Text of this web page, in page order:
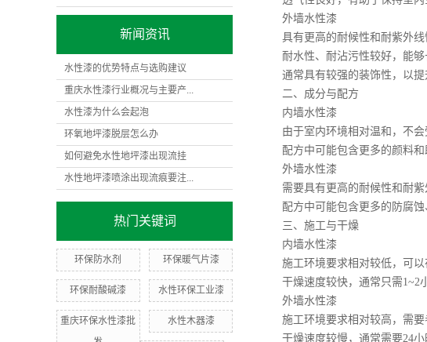
新闻资讯
水性漆的优势特点与选购建议
重庆水性漆行业概况与主要产...
水性漆为什么会起泡
环氧地坪漆脱层怎么办
如何避免水性地坪漆出现流挂
水性地坪漆喷涂出现流痕要注...
热门关键词
环保防水剂 环保暖气片漆
环保耐酸碱漆 水性环保工业漆
重庆环保水性漆批
水性木器漆
外墙水性漆
具有更高的耐候性和耐紫外线
耐水性、耐沾污性较好，能够
通常具有较强的装饰性，以提
二、成分与配方
内墙水性漆
由于室内环境相对温和，不会
配方中可能包含更多的颜料和
外墙水性漆
需要具有更高的耐候性和耐紫
配方中可能包含更多的防腐蚀
三、施工与干燥
内墙水性漆
施工环境要求相对较低，可以
干燥速度较快，通常只需1~2小
外墙水性漆
施工环境要求相对较高，需要
干燥速度较慢，通常需要24小